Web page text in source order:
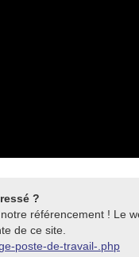
?
référencement ! Le
de ce site.
poste-de-travail-.php